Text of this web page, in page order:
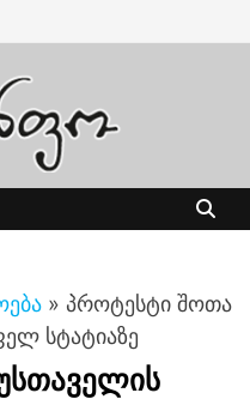
» პროტესტი შოთა
სტატიაზე